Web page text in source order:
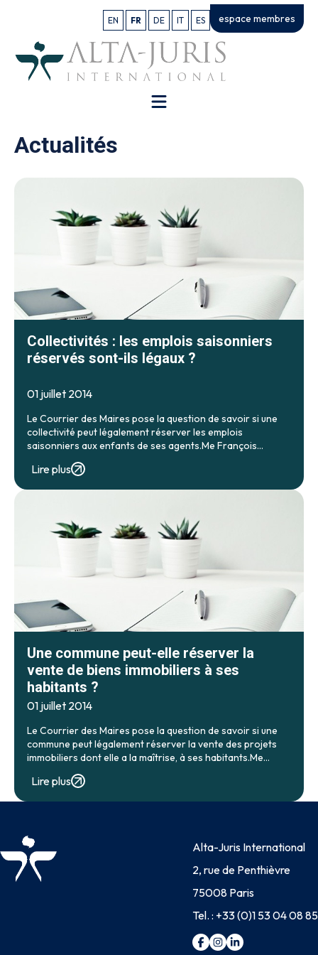
EN FR DE IT ES espace membres
Actualités
Collectivités : les emplois saisonniers
réservés sont-ils légaux ?
01 juillet 2014
Le Courrier des Maires pose la question de savoir si une
collectivité peut légalement réserver les emplois
saisonniers aux enfants de ses agents.Me François
BLEYKASTEN répond aux élus :
http://www.courrierdesmaires.fr/20025/le-maire-peut-il-
Lire plus
Une commune peut-elle réserver la
vente de biens immobiliers à ses
habitants ?
01 juillet 2014
Le Courrier des Maires pose la question de savoir si une
commune peut légalement réserver la vente des projets
immobiliers dont elle a la maîtrise, à ses habitants.Me
François BLEYKASTEN répond aux élus :
http://www.courrierdesmaires.fr/34710/est-il-possible-
Lire plus
Alta-Juris International
2, rue de Penthièvre
75008 Paris
Tel. : +33 (0)1 53 04 08 85